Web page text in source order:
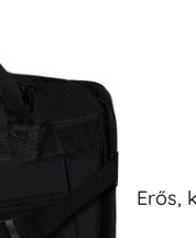
Erős,